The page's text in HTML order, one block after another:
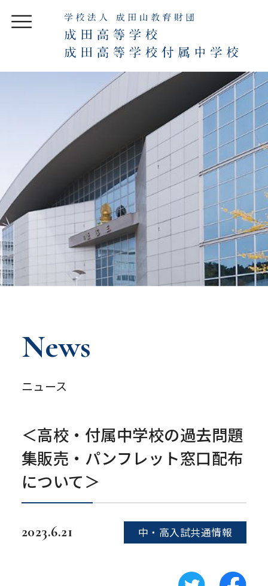
News
ニュース
＜高校・付属中学校の過去問題
集販売・パンフレット窓口配布
について＞
2023.6.21 中・高入試共通情報